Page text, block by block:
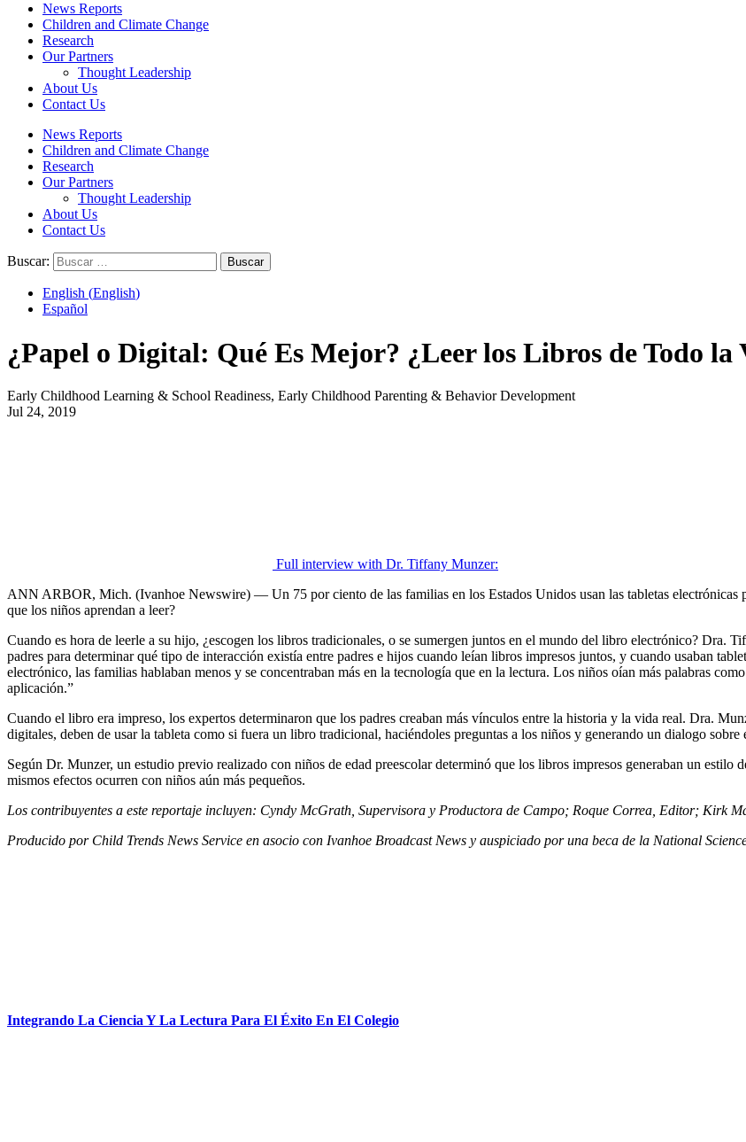
News Reports
Children and Climate Change
Research
Our Partners
Thought Leadership
About Us
Contact Us
News Reports
Children and Climate Change
Research
Our Partners
Thought Leadership
About Us
Contact Us
Buscar:
English (English)
Español
¿Papel o Digital: Qué Es Mejor? ¿Leer los Libros de Todo la
Early Childhood Learning & School Readiness, Early Childhood Parenting & Behavior Development
Jul 24, 2019
Full interview with Dr. Tiffany Munzer:
ANN ARBOR, Mich. (Ivanhoe Newswire) — Un 75 por ciento de las familias en los Estados Unidos usan las tabletas electrónicas
que los niños aprendan a leer?
Cuando es hora de leerle a su hijo, ¿escogen los libros tradicionales, o se sumergen juntos en el mundo del libro electrónico? Dra.
padres para determinar qué tipo de interacción existía entre padres e hijos cuando leían libros impresos juntos, y cuando usaban
electrónico, las familias hablaban menos y se concentraban más en la tecnología que en la lectura. Los niños oían más palabras
aplicación.”
Cuando el libro era impreso, los expertos determinaron que los padres creaban más vínculos entre la historia y la vida real. Dra.
digitales, deben de usar la tableta como si fuera un libro tradicional, haciéndoles preguntas a los niños y generando un dialogo
Según Dr. Munzer, un estudio previo realizado con niños de edad preescolar determinó que los libros impresos generaban un estilo
mismos efectos ocurren con niños aún más pequeños.
Los contribuyentes a este reportaje incluyen: Cyndy McGrath, Supervisora y Productora de Campo; Roque Correa, Editor; Kirk
Producido por Child Trends News Service en asocio con Ivanhoe Broadcast News y auspiciado por una beca de la National
Integrando La Ciencia Y La Lectura Para El Éxito En El Colegio